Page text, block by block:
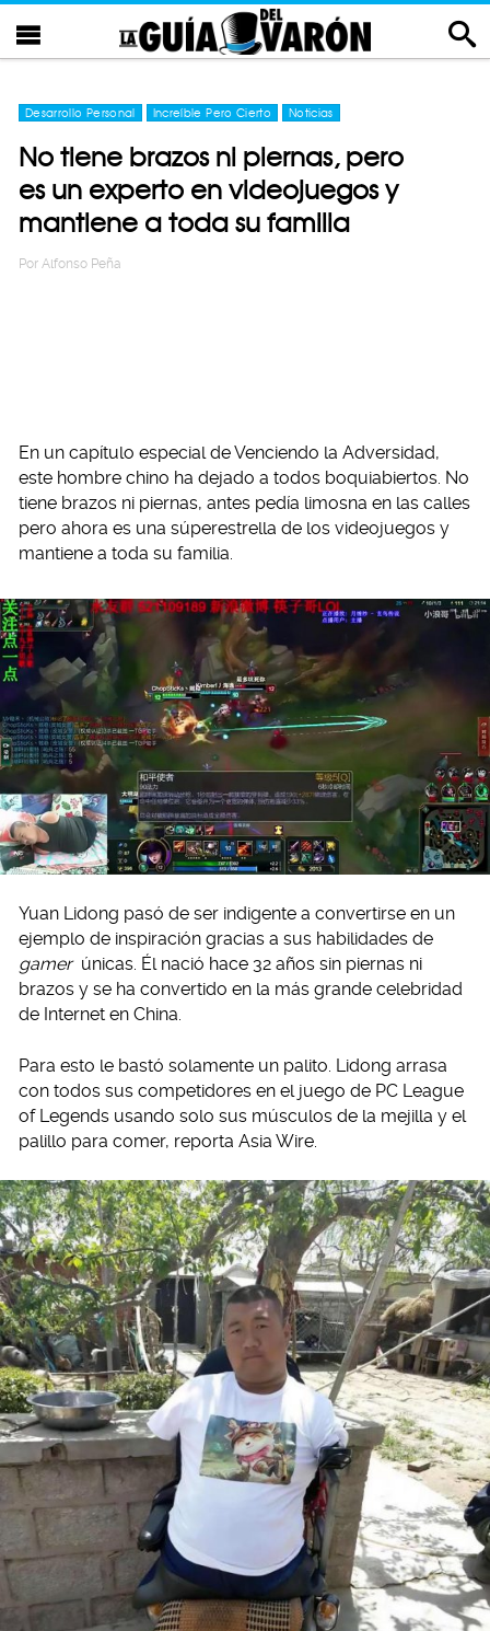
Desarrollo Personal Increíble Pero Cierto Noticias
No tiene brazos ni piernas, pero
es un experto en videojuegos y
mantiene a toda su familia
Por Alfonso Peña
En un capítulo especial de Venciendo la Adversidad,
este hombre chino ha dejado a todos boquiabiertos. No
tiene brazos ni piernas, antes pedía limosna en las calles
pero ahora es una súperestrella de los videojuegos y
mantiene a toda su familia.
Yuan Lidong pasó de ser indigente a convertirse en un
ejemplo de inspiración gracias a sus habilidades de
gamer únicas. Él nació hace 32 años sin piernas ni
brazos y se ha convertido en la más grande celebridad
de Internet en China.
Para esto le bastó solamente un palito. Lidong arrasa
con todos sus competidores en el juego de PC League
of Legends usando solo sus músculos de la mejilla y el
palillo para comer, reporta Asia Wire.